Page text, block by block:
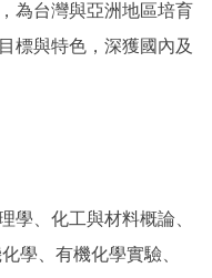
為台灣與亞洲地區培育
標與特色，深獲國內及
學、化工與材料概論、
學、有機化學實驗、